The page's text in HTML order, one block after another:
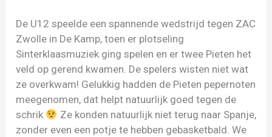
De U12 speelde een spannende wedstrijd tegen ZAC
Zwolle in De Kamp, toen er plotseling
Sinterklaasmuziek ging spelen en er twee Pieten het
veld op gerend kwamen. De spelers wisten niet wat
ze overkwam! Gelukkig hadden de Pieten pepernoten
meegenomen, dat helpt natuurlijk goed tegen de
schrik
Ze konden natuurlijk niet terug naar Spanje,
zonder even een potje te hebben gebasketbald. We